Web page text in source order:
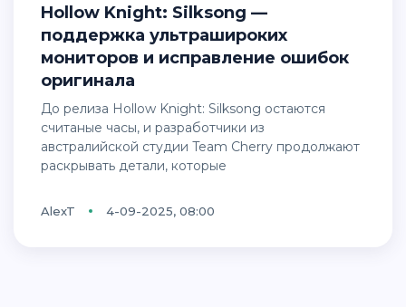
Hollow Knight: Silksong —
поддержка ультрашироких
мониторов и исправление ошибок
оригинала
До релиза Hollow Knight: Silksong остаются
считаные часы, и разработчики из
австралийской студии Team Cherry продолжают
раскрывать детали, которые
AlexT 4-09-2025, 08:00